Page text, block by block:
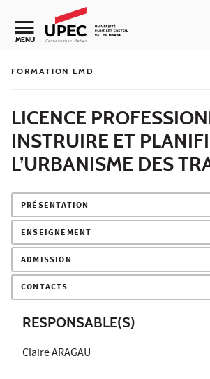
Aller au contenu
Navigation secondaire
MENU
FORMATION LMD
LICENCE
INSTRUIRE ET
L’URBANISME DES
PRÉSENTATION
ENSEIGNEMENT
ADMISSION
CONTACTS
RESPONSABLE(S)
Claire ARAGAU